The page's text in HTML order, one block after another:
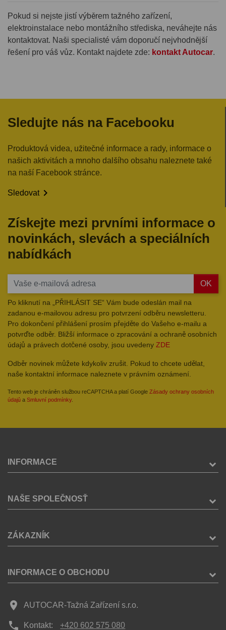
Pokud si nejste jistí výběrem tažného zařízení,
elektroinstalace nebo montážního střediska, neváhejte nás
kontaktovat. Naši specialisté vám doporučí nejvhodnější
řešení pro váš vůz. Kontakt najdete zde: kontakt Autocar.
Sledujte nás na Facebooku
Produktová videa, užitečné informace a rady, informace o
našich aktivitách a mnoho dalšího obsahu naleznete také
na naší Facebook stránce.
Sledovat
Získejte mezi prvními informace o
novinkách, slevách a speciálních
nabídkách
OK
Po kliknutí na „PŘIHLÁSIT SE“ Vám bude odeslán mail na
zadanou e-mailovou adresu pro potvrzení odběru newsletteru.
Pro dokončení přihlášení prosím přejděte do Vašeho e-mailu a
potvrďte odběr. Bližší informace o zpracování a ochraně osobních
údajů a právech dotčené osoby, jsou uvedeny ZDE
Odběr novinek můžete kdykoliv zrušit. Pokud to chcete udělat,
naše kontaktní informace naleznete v právním oznámení.
Tento web je chráněn službou reCAPTCHA a platí Google Zásady ochrany osobních
údajů a Smluvní podmínky.
INFORMACE
NAŠE SPOLEČNOSŤ
ZÁKAZNÍK
INFORMACE O OBCHODU
place AUTOCAR-Tažná Zařízení s.r.o.
phone Kontakt: +420 602 575 080